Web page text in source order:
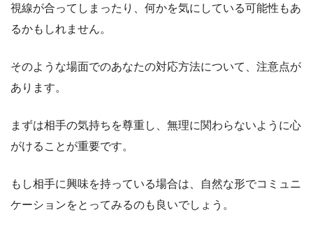
視線が合ってしまったり、何かを気にしている可能性もあ
るかもしれません。
そのような場面でのあなたの対応方法について、注意点が
あります。
まずは相手の気持ちを尊重し、無理に関わらないように心
がけることが重要です。
もし相手に興味を持っている場合は、自然な形でコミュニ
ケーションをとってみるのも良いでしょう。